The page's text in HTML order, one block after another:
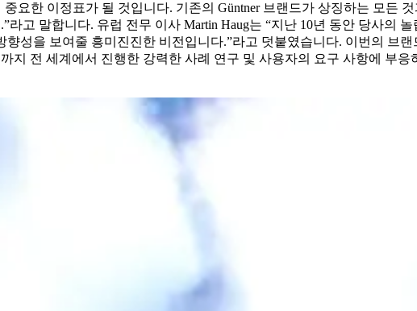
중요한 이정표가 될 것입니다. 기존의 Güntner 브랜드가 상징하는 모든
고 말합니다. 유럽 전무 이사 Martin Haug는 “지난 10년 동안 당사의
성을 보여줄 흥미진진한 비전입니다.”라고 덧붙였습니다. 이번의 브
지 전 세계에서 진행한 강력한 사례 연구 및 사용자의 요구 사항에 부